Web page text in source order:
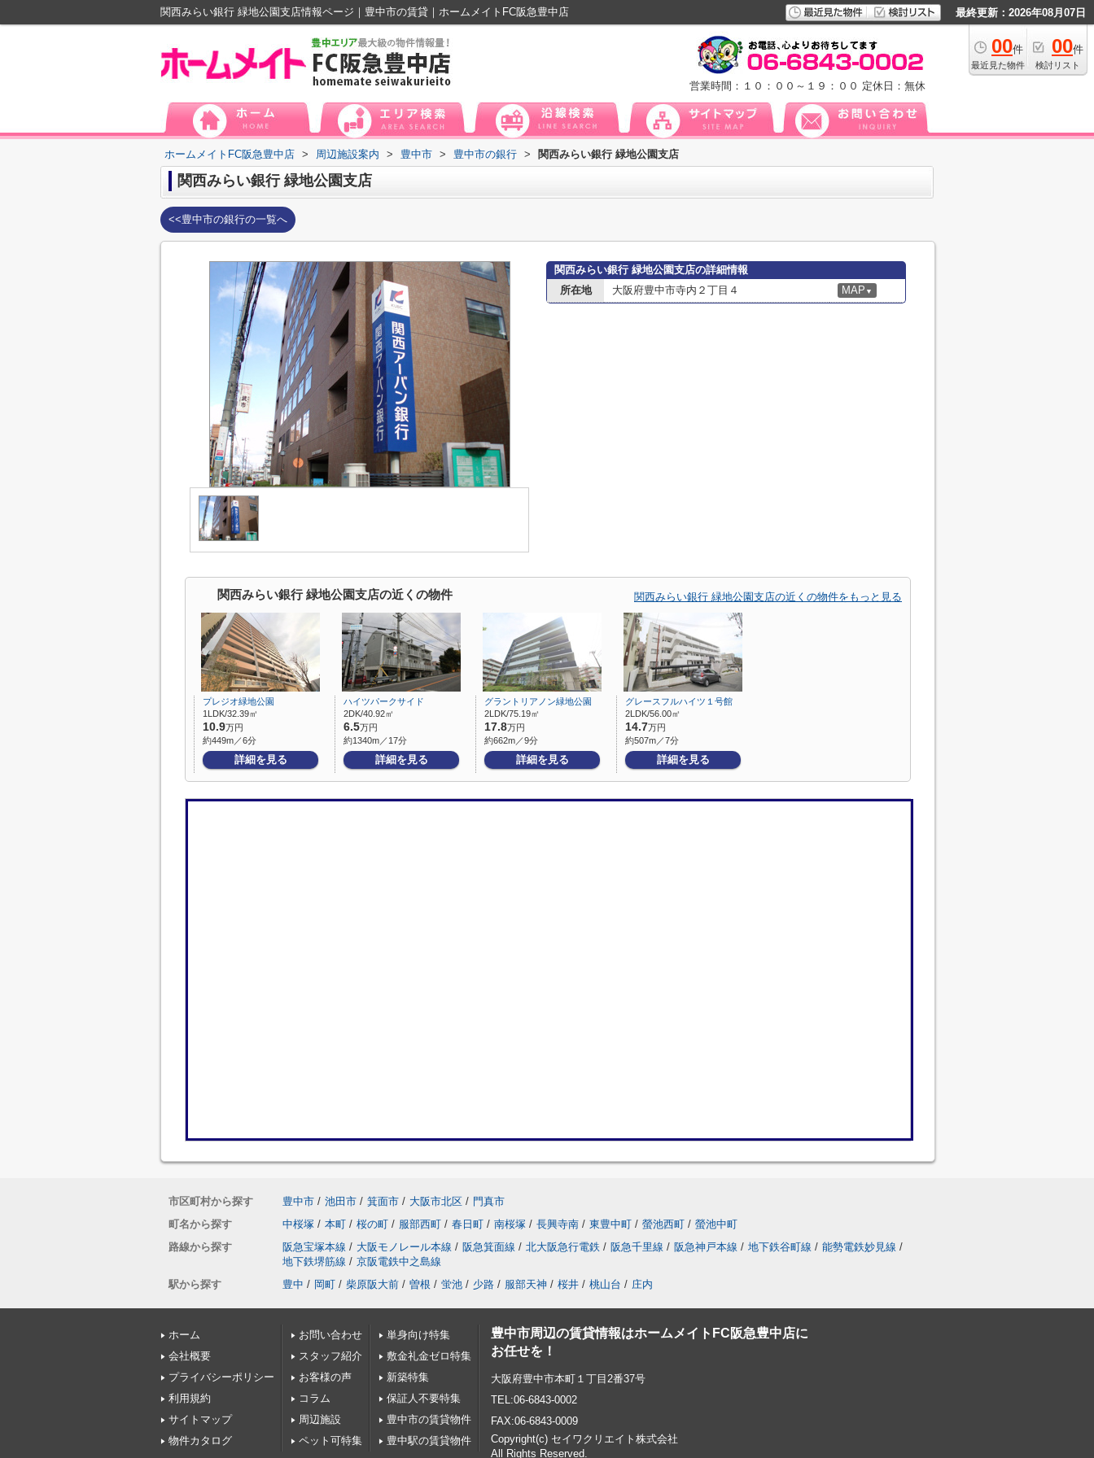
関西みらい銀行 緑地公園支店情報ページ｜豊中市の賃貸｜ホームメイトFC阪急豊中店 最終更新：2026年08月07日
00件
最近見た物件
00件
検討リスト
営業時間：１０：００～１９：００ 定休日：無休
ホームメイトFC阪急豊中店 > 周辺施設案内 > 豊中市 > 豊中市の銀行 > 関西みらい銀行 緑地公園支店
関西みらい銀行 緑地公園支店
<<豊中市の銀行の一覧へ
関西みらい銀行 緑地公園支店の詳細情報
所在地
大阪府豊中市寺内２丁目４ MAP ▼
関西みらい銀行 緑地公園支店の近くの物件 関西みらい銀行 緑地公園支店の近くの物件をもっと見る
プレジオ緑地公園
1LDK/32.39㎡
10.9万円
約449m／6分
詳細を見る
ハイツパークサイド
2DK/40.92㎡
6.5万円
約1340m／17分
詳細を見る
グラントリアノン緑地公園
2LDK/75.19㎡
17.8万円
約662m／9分
詳細を見る
グレースフルハイツ１号館
2LDK/56.00㎡
14.7万円
約507m／7分
詳細を見る
市区町村から探す 豊中市 / 池田市 / 箕面市 / 大阪市北区 / 門真市
町名から探す
中桜塚 / 本町 / 桜の町 / 服部西町 / 春日町 / 南桜塚 / 長興寺南 / 東豊中町 / 螢池西町 / 螢池中町
路線から探す
阪急宝塚本線 / 大阪モノレール本線 / 阪急箕面線 / 北大阪急行電鉄 / 阪急千里線 / 阪急神戸本線 / 地下鉄谷町線 / 能勢電鉄妙見線 /
地下鉄堺筋線 / 京阪電鉄中之島線
駅から探す
豊中 / 岡町 / 柴原阪大前 / 曽根 / 蛍池 / 少路 / 服部天神 / 桜井 / 桃山台 / 庄内
ホーム
会社概要
プライバシーポリシー
利用規約
サイトマップ
物件カタログ
お問い合わせ
スタッフ紹介
お客様の声
コラム
周辺施設
ペット可特集
単身向け特集
敷金礼金ゼロ特集
新築特集
保証人不要特集
豊中市の賃貸物件
豊中駅の賃貸物件
豊中市周辺の賃貸情報はホームメイトFC阪急豊中店に
お任せを！
大阪府豊中市本町１丁目2番37号
TEL:06-6843-0002
FAX:06-6843-0009
Copyright(c) セイワクリエイト株式会社
All Rights Reserved.